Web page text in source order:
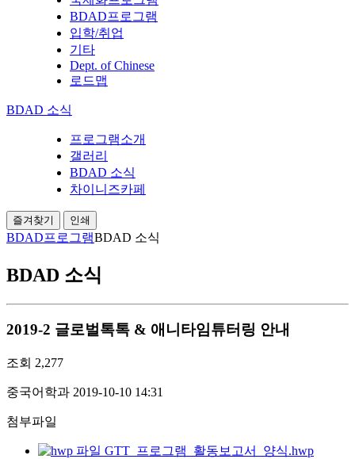
BDAD프로그램
입학/취업
기타
Dept. of Chinese
로드맵
BDAD 소식
프로그램소개
갤러리
BDAD 소식
차이니즈카페
즐겨찾기 인쇄
BDAD프로그램BDAD 소식
BDAD 소식
2019-2 글로벌톡톡 & 애니타임튜터링 안내
조회 2,277
중국어학과 2019-10-10 14:31
첨부파일
GTT_프로그램_활동보고서_양식.hwp